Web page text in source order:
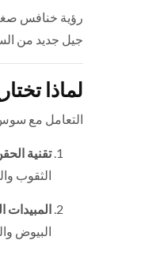
رؤية خنافس
جيل جديد من
لماذا
التعامل مع
تقنية
الثقوب
المبيدات
البيوض